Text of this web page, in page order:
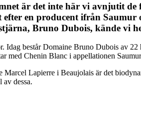
är det inte här vi avnjutit de
en producent ifrån Saumur
Bruno Dubois, kände vi
består Domaine Bruno Dubois av
med Chenin Blanc i appellationen
Lapierre i Beaujolais är det
dessa.